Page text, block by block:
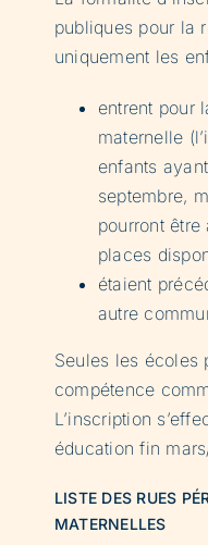
publiques pour la
uniquement les
entrent pour
maternelle
enfants
septembre,
pourront
places
étaient
autre
Seules les écoles
compétence
L’inscription
éducation fin
LISTE DES RUES
MATERNELLES